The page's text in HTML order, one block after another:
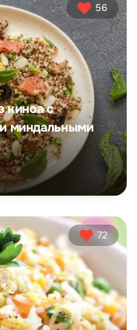
56
киноа с
миндальными
72